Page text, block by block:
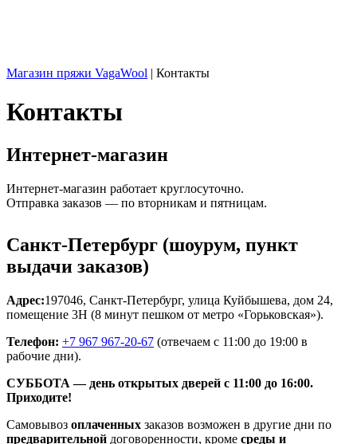
Магазин пряжи VagaWool | Контакты
Контакты
Интернет-магазин
Интернет-магазин работает круглосуточно.
Отправка заказов — по вторникам и пятницам.
Санкт-Петербург (шоурум, пункт
выдачи заказов)
Адрес:197046, Санкт-Петербург, улица Куйбышева, дом 24,
помещение 3Н (8 минут пешком от метро «Горьковская»).
Телефон: +7 967 967-20-67 (отвечаем с 11:00 до 19:00 в
рабочие дни).
СУББОТА — день открытых дверей с 11:00 до 16:00.
Приходите!
Самовывоз оплаченных заказов возможен в другие дни по
предварительной договоренности, кроме среды и